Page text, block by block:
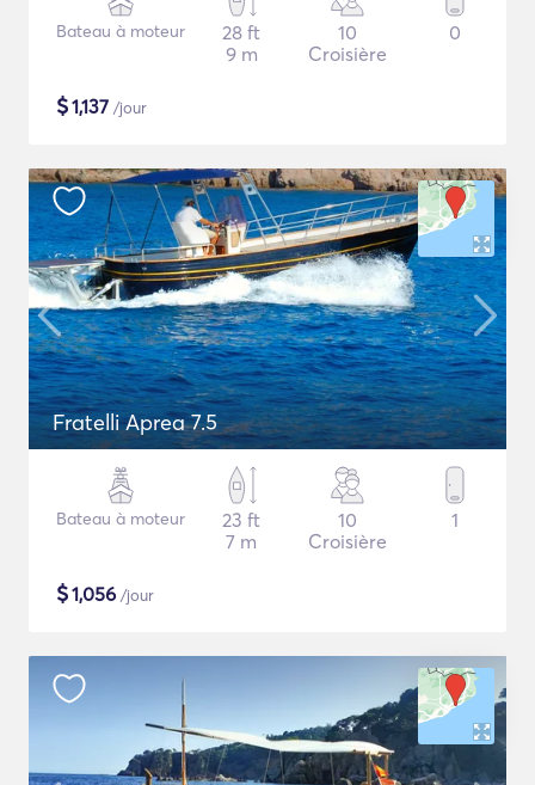
Bateau à moteur
28 ft
9 m
10
Croisière
0
$1,137 /jour
Fratelli Aprea 7.5
Bateau à moteur
23 ft
7 m
10
Croisière
1
$1,056 /jour